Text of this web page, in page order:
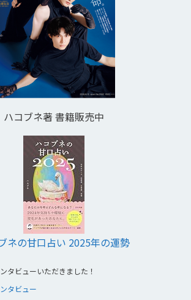
ハコブネ著 書籍販売中
ネの甘口占い 2025年の運勢
タビューいただきました！
タビュー